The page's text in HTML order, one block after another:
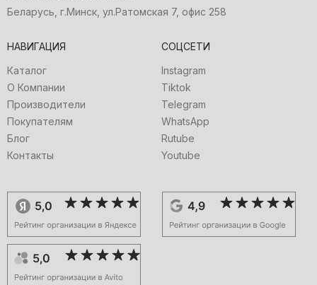
Беларусь, г.Минск, ул.Ратомская 7, офис 258
НАВИГАЦИЯ
Каталог
О Компании
Производители
Покупателям
Блог
Контакты
СОЦСЕТИ
Instagram
Tiktok
Telegram
WhatsApp
Rutube
Youtube